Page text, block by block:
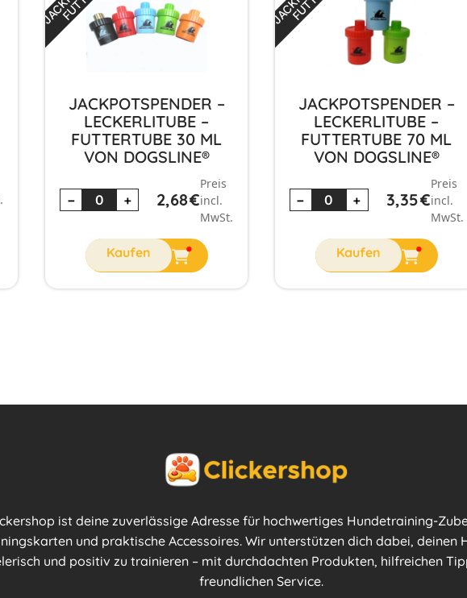
JACKPOTSPENDER –
LECKERLITUBE –
FUTTERTUBE 30 ML
VON DOGSLINE®
− + 2,68€
Preis
incl.
MwSt.
JACKPOTSPENDER –
LECKERLITUBE –
FUTTERTUBE 70 ML
VON DOGSLINE®
− + 3,35€
Preis
incl.
MwSt.
ist deine zuverlässige Adresse für hochwertiges Hundetraining-
und praktische Accessoires. Wir unterstützen dich dabei, deinen
und positiv zu trainieren – mit durchdachten Produkten, hilfreichen
freundlichen Service.